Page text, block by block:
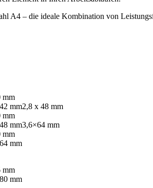
A4 – die ideale Kombination von
mm
mm2,8 x 48 mm
mm
mm3,6×64 mm
mm
mm
mm
mm